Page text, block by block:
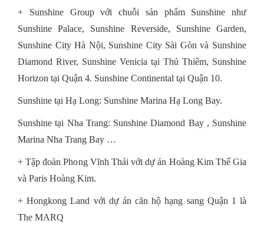
+ Sunshine Group với chuỗi sản phẩm Sunshine như
Sunshine Palace, Sunshine Reverside, Sunshine Garden,
Sunshine City Hà Nội, Sunshine City Sài Gòn và Sunshine
Diamond River, Sunshine Venicia tại Thủ Thiêm, Sunshine
Horizon tại Quận 4. Sunshine Continental tại Quận 10.
Sunshine tại Hạ Long: Sunshine Marina Hạ Long Bay.
Sunshine tại Nha Trang: Sunshine Diamond Bay , Sunshine
Marina Nha Trang Bay …
+ Tập đoàn Phong Vĩnh Thái với dự án Hoàng Kim Thế Gia
và Paris Hoàng Kim.
+ Hongkong Land với dự án căn hộ hạng sang Quận 1 là
The MARQ